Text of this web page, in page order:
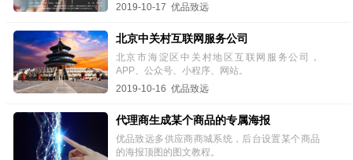
2019-10-17 优品致远
北京中关村互联网服务公司
北京市海淀区中关村地区互联网服务公司，
APP、公众号、小程序、网站。
2019-10-16 优品致远
代理商生成某个商品的专属海报
优品致远多供应商商城系统，后台设置某个商品
的海报顶图的图文教程。